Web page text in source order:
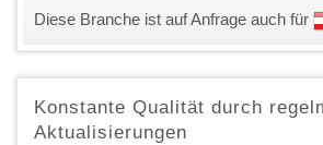
Diese Branche ist auf Anfrage auch für
Konstante Qualität durch
Aktualisierungen